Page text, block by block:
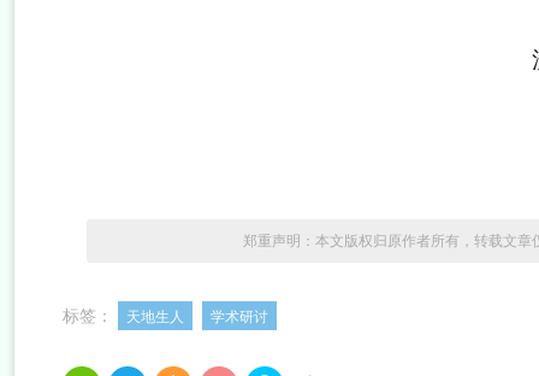
郑重声明：本文版权归原作者所有，转载文
标签： 天地生人 学术研讨